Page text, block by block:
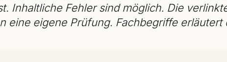
Inhaltliche Fehler sind möglich. Die
eine eigene Prüfung. Fachbegriffe erläutert